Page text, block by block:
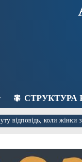
СТРУКТУРА
відповідь, коли жінки